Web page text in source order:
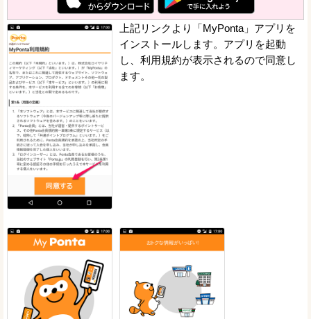
上記リンクより「MyPonta」アプリを
インストールします。アプリを起動
し、利用規約が表示されるので同意し
ます。